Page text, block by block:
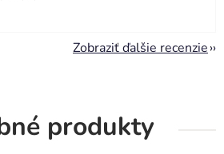
Zobraziť ďalšie recenzie
produkty